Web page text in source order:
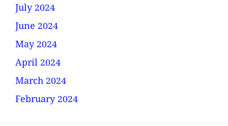
July 2024
June 2024
May 2024
April 2024
March 2024
February 2024